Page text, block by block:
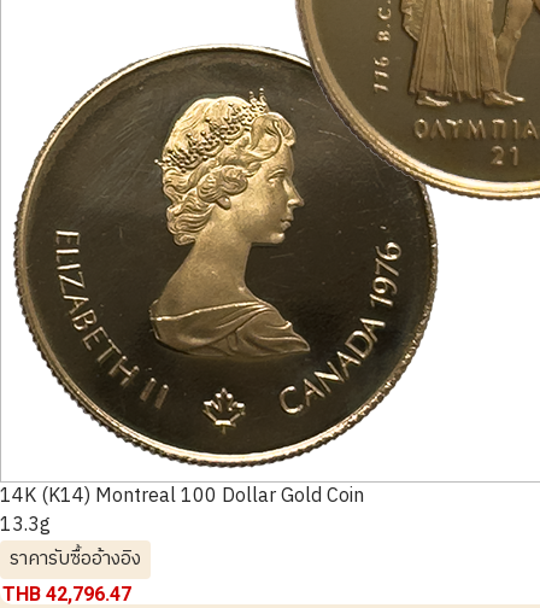
14K (K14) Montreal 100 Dollar Gold Coin
13.3g
ราคารับซื้ออ้างอิง
THB 42,796.47